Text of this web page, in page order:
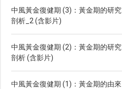
中風黃金復健期 (3)：黃金期的研究
剖析_2 (含影片)
中風黃金復健期 (2)：黃金期的研究
剖析 (含影片)
中風黃金復健期 (1)：黃金期的由來